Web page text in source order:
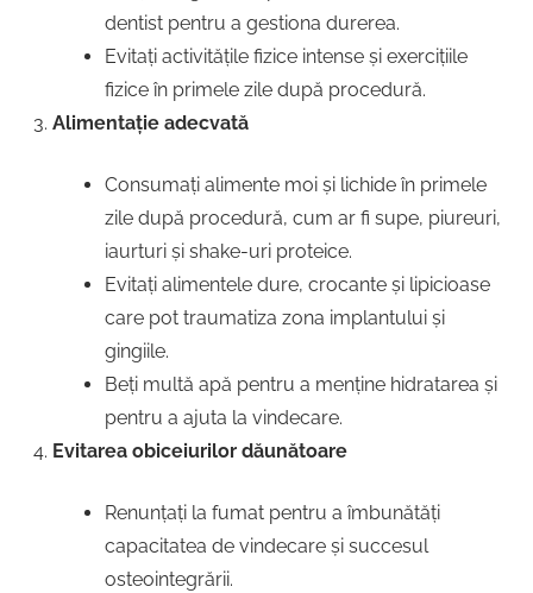
dentist pentru a gestiona durerea.
Evitați activitățile fizice intense și exercițiile
fizice în primele zile după procedură.
Alimentație adecvată
Consumați alimente moi și lichide în primele
zile după procedură, cum ar fi supe, piureuri,
iaurturi și shake-uri proteice.
Evitați alimentele dure, crocante și lipicioase
care pot traumatiza zona implantului și
gingiile.
Beți multă apă pentru a menține hidratarea și
pentru a ajuta la vindecare.
Evitarea obiceiurilor dăunătoare
Renunțați la fumat pentru a îmbunătăți
capacitatea de vindecare și succesul
osteointegrării.